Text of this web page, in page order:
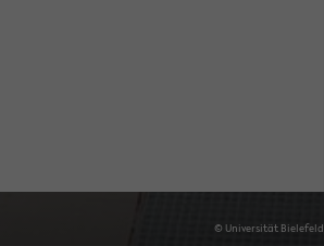
© Uni­ver­si­tät Bie­le­feld